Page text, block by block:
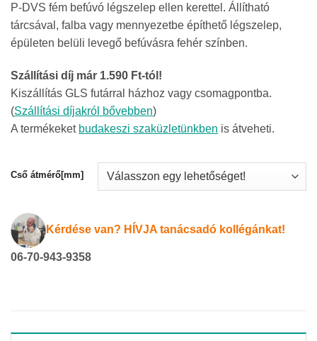
-
2
976Ft
P-DVS fém befúvó légszelep ellen kerettel. Állítható
tárcsával, falba vagy mennyezetbe építhető légszelep,
épületen belüli levegő befúvásra fehér színben.
Szállítási díj már 1.590 Ft-tól!
Kiszállítás GLS futárral házhoz vagy csomagpontba.
(Szállítási díjakról bővebben)
A termékeket budakeszi szaküzletünkben is átveheti.
Cső átmérő[mm]
Kérdése van? HÍVJA tanácsadó kollégánkat!
06-70-943-9358